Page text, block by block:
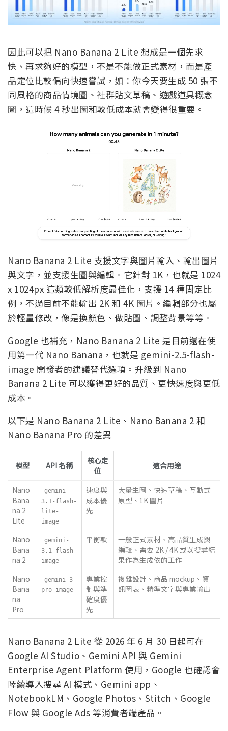
因此可以把 Nano Banana 2 Lite 想成是一個先求
快、再求夠好的模型，不是不能做正式素材，而是產
品定位比較偏向快速嘗試，如：你今天要生成 50 張不
同風格的商品情境圖、社群貼文草稿、遊戲道具概念
圖，這時候 4 秒出圖和較低成本就會變得很重要。
Nano Banana 2 Lite 支援文字與圖片輸入、輸出圖片
與文字，並支援生圖與編輯。它針對 1K，也就是 1024
x 1024px 這類較低解析度最佳化，支援 14 種固定比
例，不過目前不能輸出 2K 和 4K 圖片。編輯部分也屬
於輕量修改，像是換顏色、做貼圖、調整背景等等。
Google 也補充，Nano Banana 2 Lite 是目前還在使
用第一代 Nano Banana，也就是 gemini-2.5-flash-
image 開發者的建議替代選項。升級到 Nano
Banana 2 Lite 可以獲得更好的品質、更快速度與更低
成本。
以下是 Nano Banana 2 Lite、Nano Banana 2 和
Nano Banana Pro 的差異
模型 API 名稱
核心定
位
適合用途
Nano
Bana
na 2
Lite
gemini-
3.1-flash-
lite-
image
速度與
成本優
先
大量生圖、快速草稿、互動式
原型、1K 圖片
Nano
Bana
na 2
gemini-
3.1-flash-
image
平衡款
一般正式素材、高品質生成與
編輯、需要 2K / 4K 或以搜尋結
果作為生成依的工作
Nano
Bana
na
Pro
gemini-3-
pro-image
專業控
制與準
確度優
先
複雜設計、商品 mockup、資
訊圖表、精準文字與專業輸出
Nano Banana 2 Lite 從 2026 年 6 月 30 日起可在
Google AI Studio、Gemini API 與 Gemini
Enterprise Agent Platform 使用，Google 也確認會
陸續導入搜尋 AI 模式、Gemini app、
NotebookLM、Google Photos、Stitch、Google
Flow 與 Google Ads 等消費者端產品。